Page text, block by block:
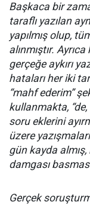
Başkaca bir
taraflı yazılan
yapılmış olup,
alınmıştır.
gerçeğe aykırı
hataları her iki
“mahf ederim”
kullanmakta, “de,
soru eklerini
üzere
gün kayda
damgası
Gerçek